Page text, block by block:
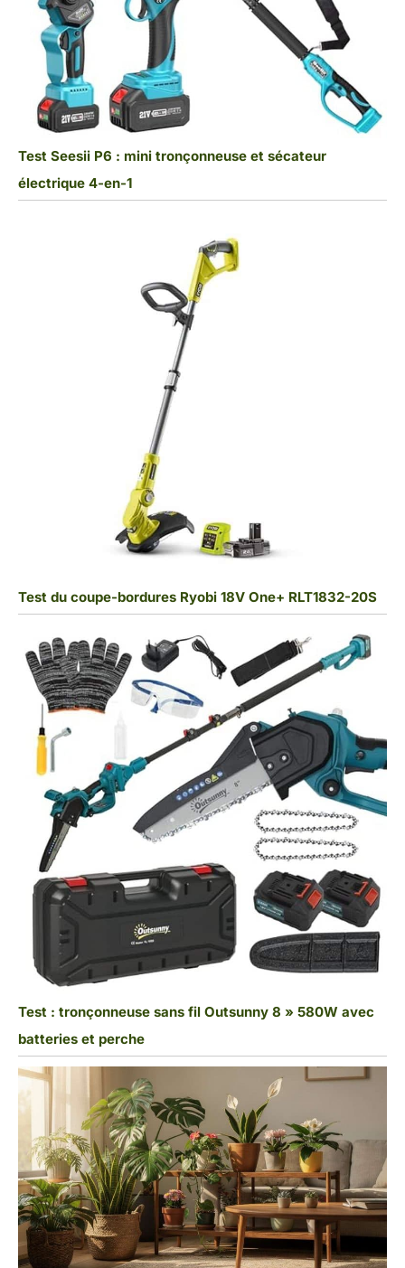
Test Seesii P6 : mini tronçonneuse et sécateur
électrique 4-en-1
Test du coupe-bordures Ryobi 18V One+ RLT1832-20S
Test : tronçonneuse sans fil Outsunny 8 » 580W avec
batteries et perche